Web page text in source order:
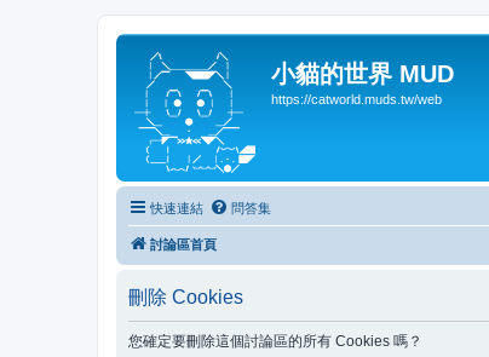
小貓的世界 MUD
https://catworld.muds.tw/web
快速連結 問答集
討論區首頁
刪除 Cookies
您確定要刪除這個討論區的所有 Cookies 嗎？